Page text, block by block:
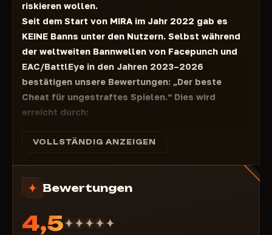
riskieren wollen.
Seit dem Start von MIRA im Jahr 2022 gab es
KEINE Banns unter den Nutzern. Selbst während
der weltweiten Bannwellen von Facepunch und
EAC/BattlEye in den Jahren 2023–2026
bestätigen unsere Bewertungen: „Der beste
Cheat für ungestraftes Spielen.“ Dies wird
erreicht durch:
Verschleierungssystem
Minimales Risiko bei der Verwendung von ESP,
Automatische Updates innerhalb von 24 Stunden
VOLLSTÄNDIG ANZEIGEN
Bewertungen
4,5